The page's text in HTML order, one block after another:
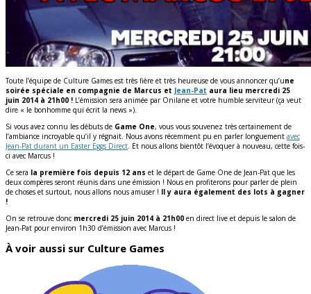
Toute l’équipe de Culture Games est très fière et très heureuse de vous annoncer qu’une
soirée spéciale en compagnie de Marcus et Jean-Pat aura lieu mercredi 25
juin 2014 à 21h00 ! L’émission sera animée par Onilane et votre humble serviteur (ça veut
dire « le bonhomme qui écrit la news »).
Si vous avez connu les débuts de Game One, vous vous souvenez très certainement de
l’ambiance incroyable qu’il y régnait. Nous avons récemment pu en parler longuement avec
Jean-Pat durant un Easter Eggs Direct. Et nous allons bientôt l’évoquer à nouveau, cette fois-
ci avec Marcus !
Ce sera la première fois depuis 12 ans et le départ de Game One de Jean-Pat que les
deux compères seront réunis dans une émission ! Nous en profiterons pour parler de plein
de choses et surtout, nous allons nous amuser ! Il y aura également des lots à gagner
!
On se retrouve donc mercredi 25 juin 2014 à 21h00 en direct live et depuis le salon de
Jean-Pat pour environ 1h30 d’émission avec Marcus !
À voir aussi sur Culture Games